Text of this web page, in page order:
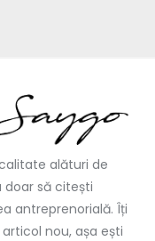
alături de
doar să citești
antreprenorială. Îți
nou, așa ești